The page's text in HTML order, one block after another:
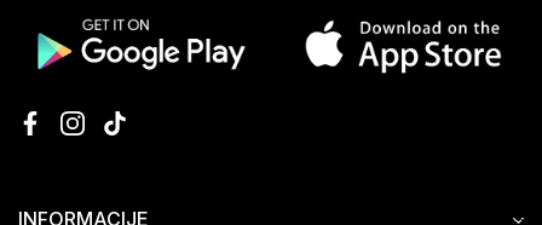
INFORMACIJE